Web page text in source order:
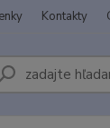
Kontakty